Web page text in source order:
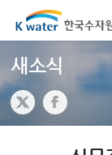
새소식